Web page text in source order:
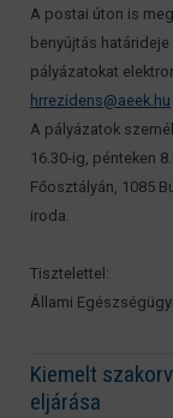
A postai úton is
benyújtás
pályázatokat
hrrezidens@aeek.hu
A pályázatok
16.30-ig, pénteken
Főosztályán, 1085
iroda.
Tisztelettel:
Állami
Kiemelt
eljárása